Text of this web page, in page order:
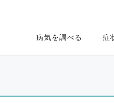
病気を調べる 症